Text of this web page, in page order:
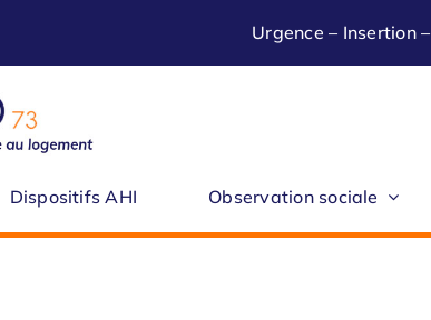
Urgence – Insertion–
Dispositifs AHI Observation sociale